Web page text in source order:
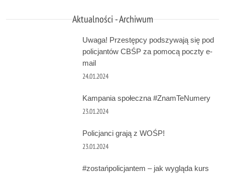
Aktualności - Archiwum
Uwaga! Przestępcy podszywają się pod
policjantów CBŚP za pomocą poczty e-
mail
24.01.2024
Kampania społeczna #ZnamTeNumery
23.01.2024
Policjanci grają z WOŚP!
23.01.2024
#zostańpolicjantem – jak wygląda kurs